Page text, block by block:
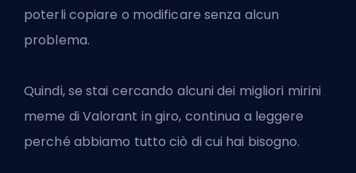
poterli copiare o modificare senza alcun
problema.
Quindi, se stai cercando alcuni dei migliori mirini
meme di Valorant in giro, continua a leggere
perché abbiamo tutto ciò di cui hai bisogno.